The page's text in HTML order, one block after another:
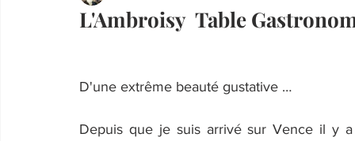
L'Ambroisy Table
D'une extrême beauté gustative …
Depuis que je suis arrivé sur Vence il y